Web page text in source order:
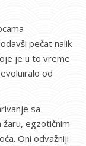
pečat nalik
je u to vreme
od
sa
egzotičnim
Oni odvažniji